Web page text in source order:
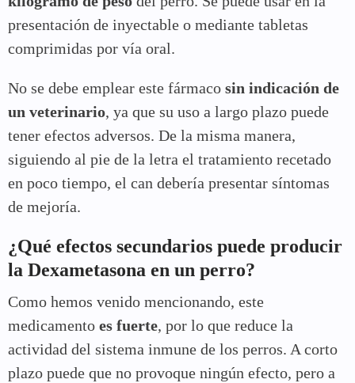
presentación de inyectable o mediante tabletas
comprimidas por vía oral.
No se debe emplear este fármaco sin indicación de
un veterinario, ya que su uso a largo plazo puede
tener efectos adversos. De la misma manera,
siguiendo al pie de la letra el tratamiento recetado
en poco tiempo, el can debería presentar síntomas
de mejoría.
¿Qué efectos secundarios puede producir
la Dexametasona en un perro?
Como hemos venido mencionando, este
medicamento es fuerte, por lo que reduce la
actividad del sistema inmune de los perros. A corto
plazo puede que no provoque ningún efecto, pero a